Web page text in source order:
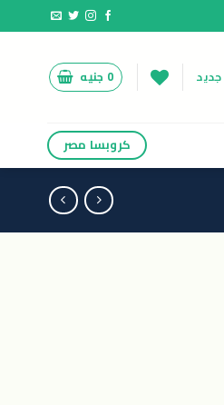
0 جنيه
كروبسا مصر